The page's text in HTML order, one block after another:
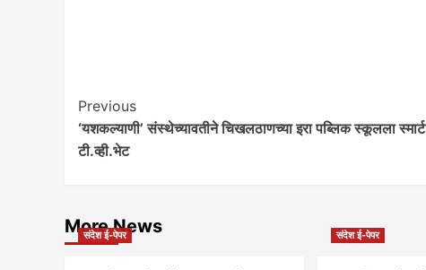
Post
Navigation
Previous
‘यशकल्याणी’ संस्थेच्यावतीने चिखलठाणच्या इरा पब्लिक स्कूलला स्मार्ट
टी.व्ही.भेट
More News
संदेश ई-पेपर संदेश ई-पेपर